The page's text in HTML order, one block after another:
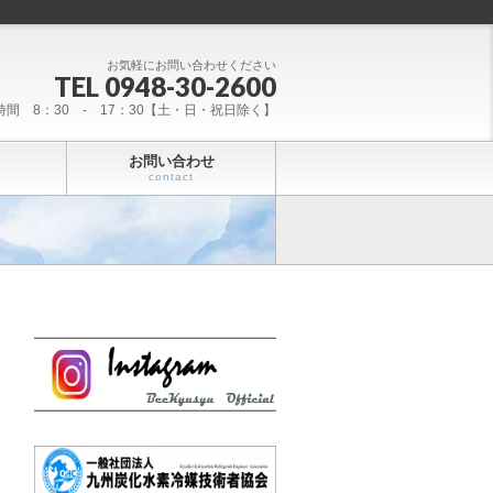
お気軽にお問い合わせください
TEL 0948-30-2600
間 8：30 - 17：30【土・日・祝日除く】
お問い合わせ
contact